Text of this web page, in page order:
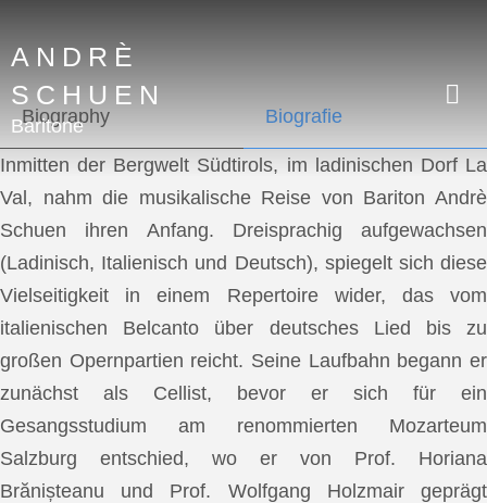
ANDRÈ
SCHUEN
Baritone
Biography Biografie
Inmitten der Bergwelt Südtirols, im ladinischen Dorf La
Val, nahm die musikalische Reise von Bariton Andrè
Schuen ihren Anfang. Dreisprachig aufgewachsen
(Ladinisch, Italienisch und Deutsch), spiegelt sich diese
Vielseitigkeit in einem Repertoire wider, das vom
italienischen Belcanto über deutsches Lied bis zu
großen Opernpartien reicht. Seine Laufbahn begann er
zunächst als Cellist, bevor er sich für ein
Gesangsstudium am renommierten Mozarteum
Salzburg entschied, wo er von Prof. Horiana
Brănișteanu und Prof. Wolfgang Holzmair geprägt